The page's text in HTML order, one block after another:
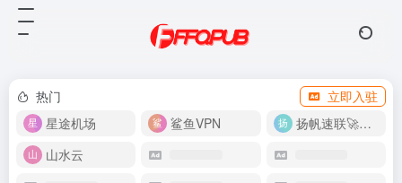
热门
立即入驻
星途机场
鲨鱼VPN
扬帆速联🚀很快
山水云